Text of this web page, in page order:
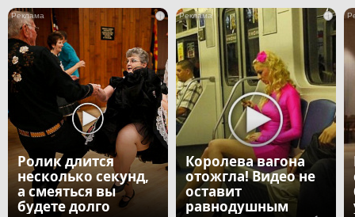
i
Ролик длится
несколько секунд,
а смеяться вы
будете долго
i
Королева вагона
отожгла! Видео не
оставит
равнодушным